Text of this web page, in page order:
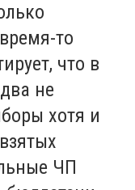
то
что в
не
хотя и
ЧП